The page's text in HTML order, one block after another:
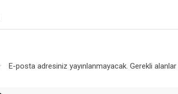
E-posta adresiniz yayınlanmayacak. Gerekli alanlar